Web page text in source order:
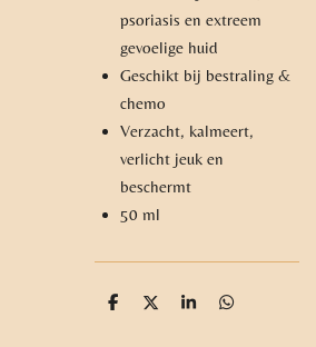
psoriasis en extreem
gevoelige huid
Geschikt bij bestraling &
chemo
Verzacht, kalmeert,
verlicht jeuk en
beschermt
50 ml
D
D
S
D